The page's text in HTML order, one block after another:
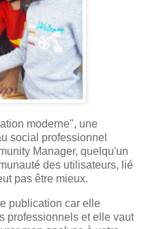
moderne", une
social professionnel
Manager, quelqu'un
des utilisateurs, lié
pas être mieux.
publication car elle
professionnels et elle vaut